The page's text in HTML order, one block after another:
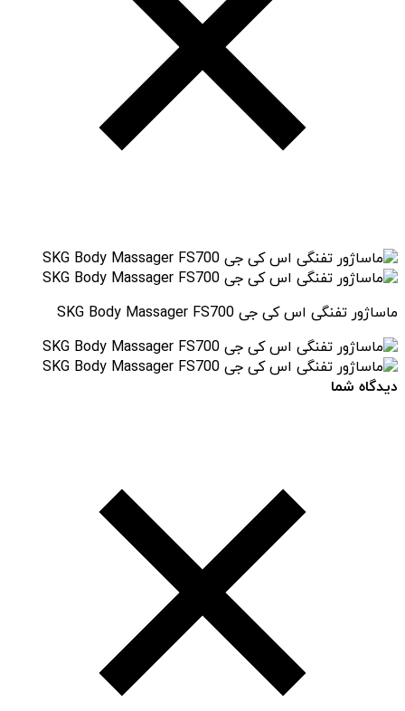
ماساژور تفنگی اس کی جی SKG Body Massager FS700
دیدگاه شما